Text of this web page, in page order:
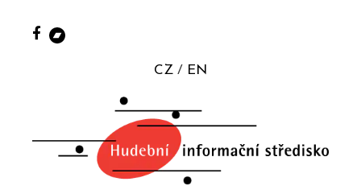
CZ EN